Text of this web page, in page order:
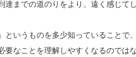
までの道のりをより、遠く感じて
というものを多少知っていることで
要なことを理解しやすくなるのでは